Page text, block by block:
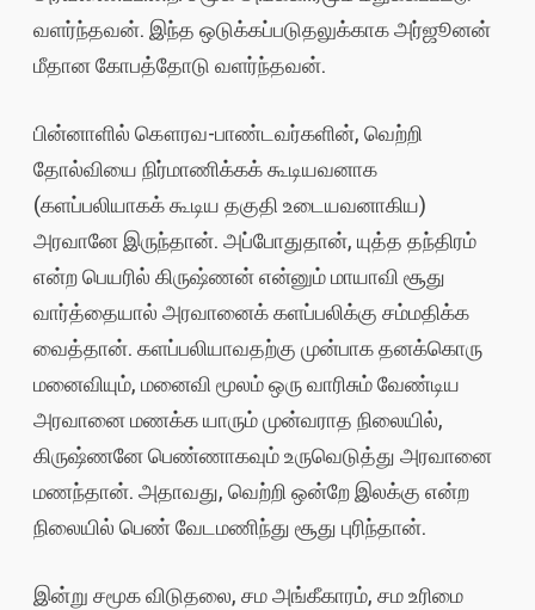
வளர்ந்தவன். இந்த ஒடுக்கப்படுதலுக்காக அர்ஜூனன்
மீதான கோபத்தோடு வளர்ந்தவன்.
பின்னாளில் கௌரவ-பாண்டவர்களின், வெற்றி
தோல்வியை நிர்மாணிக்கக் கூடியவனாக
(களப்பலியாகக் கூடிய தகுதி உடையவனாகிய)
அரவானே இருந்தான். அப்போதுதான், யுத்த தந்திரம்
என்ற பெயரில் கிருஷ்ணன் என்னும் மாயாவி சூது
வார்த்தையால் அரவானைக் களப்பலிக்கு சம்மதிக்க
வைத்தான். களப்பலியாவதற்கு முன்பாக தனக்கொரு
மனைவியும், மனைவி மூலம் ஒரு வாரிசும் வேண்டிய
அரவானை மணக்க யாரும் முன்வராத நிலையில்,
கிருஷ்ணனே பெண்ணாகவும் உருவெடுத்து அரவானை
மணந்தான். அதாவது, வெற்றி ஒன்றே இலக்கு என்ற
நிலையில் பெண் வேடமணிந்து சூது புரிந்தான்.
இன்று சமூக விடுதலை, சம அங்கீகாரம், சம உரிமை